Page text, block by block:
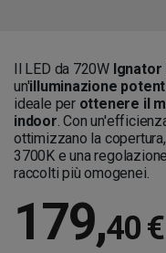
Il LED da 720W Ignator
un'illuminazione
ideale per ottenere il
indoor. Con
ottimizzano la
3700K e una
raccolti più omogenei.
179,40 €